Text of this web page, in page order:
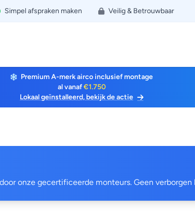
Simpel afspraken maken Veilig & Betrouwbaar
Premium A-merk airco inclusief montage
al vanaf€1.750
Lokaal geïnstalleerd, bekijk de actie
onze gecertificeerde monteurs. Geen verborgen